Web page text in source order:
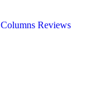
Columns Reviews